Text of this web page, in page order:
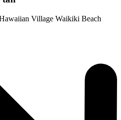
Village Waikiki Beach